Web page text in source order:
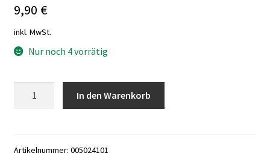
9,90 €
inkl. MwSt.
Nur noch 4 vorrätig
07
In den Warenkorb
Artikelnummer: 005024101